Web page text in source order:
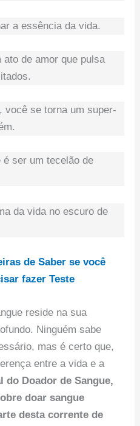
a essência da vida.
ato de amor que pulsa
você se torna um super-
é ser um tecelão de
da vida no escuro de
de Saber se você
fazer Teste
reside na sua
Ninguém sabe
mas é certo que,
entre a vida e a
do Doador de Sangue,
doar sangue
desta corrente de